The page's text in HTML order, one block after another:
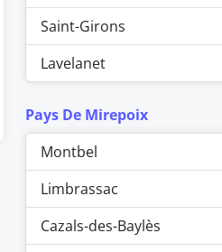
Saint-Girons
Lavelanet
Pays De Mirepoix
Montbel
Limbrassac
Cazals-des-Baylès